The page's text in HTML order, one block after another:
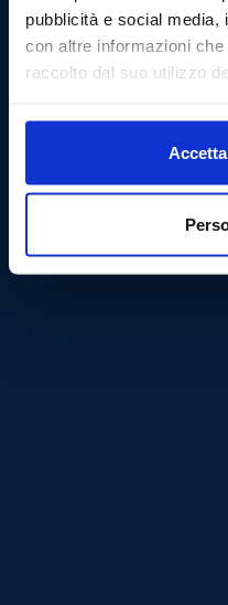
pubblicità e social media,
con altre informazioni
raccolto dal suo utilizzo